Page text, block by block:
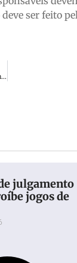
ser feito
Campanha Natal Solidário UNIFEBE impactará mais de 600 crianças de Brusque e região
julgamento
jogos de